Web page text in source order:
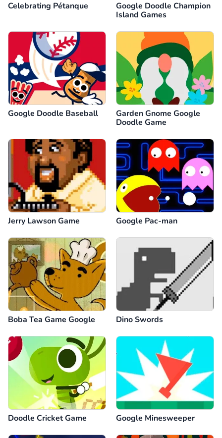
Celebrating Pétanque
Google Doodle Champion
Island Games
Google Doodle Baseball
Garden Gnome Google
Doodle Game
Jerry Lawson Game Google Pac-man
Boba Tea Game Google Dino Swords
Doodle Cricket Game Google Minesweeper